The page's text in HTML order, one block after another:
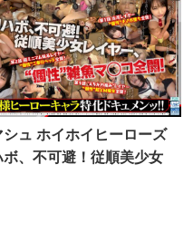
シュ ホイホイヒーローズ
ボ、不可避！従順美少女